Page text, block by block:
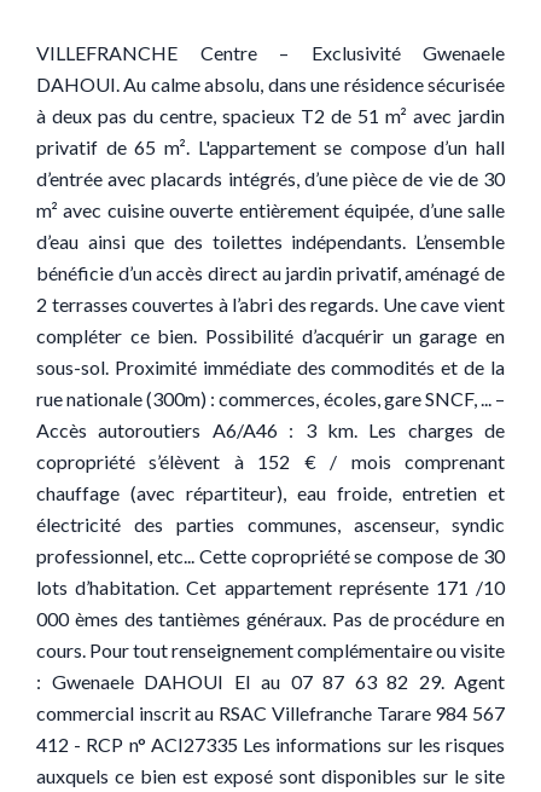
VILLEFRANCHE Centre – Exclusivité Gwenaele
DAHOUI. Au calme absolu, dans une résidence sécurisée
à deux pas du centre, spacieux T2 de 51 m² avec jardin
privatif de 65 m². L'appartement se compose d’un hall
d’entrée avec placards intégrés, d’une pièce de vie de 30
m² avec cuisine ouverte entièrement équipée, d’une salle
d’eau ainsi que des toilettes indépendants. L’ensemble
bénéficie d’un accès direct au jardin privatif, aménagé de
2 terrasses couvertes à l’abri des regards. Une cave vient
compléter ce bien. Possibilité d’acquérir un garage en
sous-sol. Proximité immédiate des commodités et de la
rue nationale (300m) : commerces, écoles, gare SNCF, ... –
Accès autoroutiers A6/A46 : 3 km. Les charges de
copropriété s’élèvent à 152 € / mois comprenant
chauffage (avec répartiteur), eau froide, entretien et
électricité des parties communes, ascenseur, syndic
professionnel, etc... Cette copropriété se compose de 30
lots d’habitation. Cet appartement représente 171 /10
000 èmes des tantièmes généraux. Pas de procédure en
cours. Pour tout renseignement complémentaire ou visite
: Gwenaele DAHOUI EI au 07 87 63 82 29. Agent
commercial inscrit au RSAC Villefranche Tarare 984 567
412 - RCP n° ACI27335 Les informations sur les risques
auxquels ce bien est exposé sont disponibles sur le site